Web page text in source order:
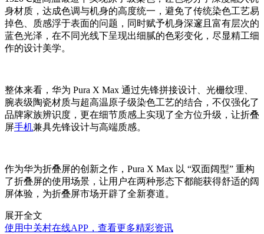
身材质，达成色调与机身的高度统一，避免了传统染色工艺易
掉色、质感浮于表面的问题，同时赋予机身深邃且富有层次的
蓝色光泽，在不同光线下呈现出细腻的色彩变化，尽显精工细
作的设计美学。
整体来看，华为 Pura X Max 通过先锋拼接设计、光栅纹理、
腕表级陶瓷材质与超高温原子级染色工艺的结合，不仅强化了
品牌家族辨识度，更在细节质感上实现了全方位升级，让折叠
屏手机兼具先锋设计与高端质感。
作为华为折叠屏的创新之作，Pura X Max 以 “双面阔型” 重构
了折叠屏的使用场景，让用户在两种形态下都能获得舒适的阔
屏体验，为折叠屏市场开辟了全新赛道。
展开全文
使用中关村在线APP，查看更多精彩资讯